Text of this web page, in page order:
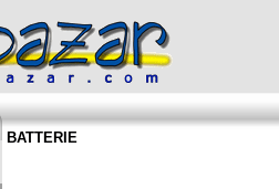
BATTERIE